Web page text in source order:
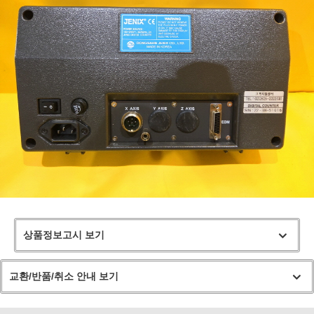
상품정보고시 보기
교환/반품/취소 안내 보기